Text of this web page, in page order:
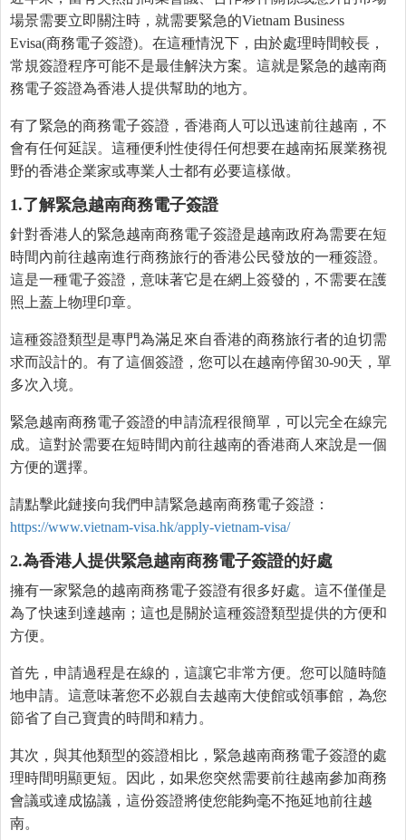
場景需要立即關注時，就需要緊急的Vietnam Business
Evisa(商務電子簽證)。在這種情況下，由於處理時間較長，
常規簽證程序可能不是最佳解決方案。這就是緊急的越南商
務電子簽證為香港人提供幫助的地方。
有了緊急的商務電子簽證，香港商人可以迅速前往越南，不
會有任何延誤。這種便利性使得任何想要在越南拓展業務視
野的香港企業家或專業人士都有必要這樣做。
1.了解緊急越南商務電子簽證
針對香港人的緊急越南商務電子簽證是越南政府為需要在短
時間內前往越南進行商務旅行的香港公民發放的一種簽證。
這是一種電子簽證，意味著它是在網上簽發的，不需要在護
照上蓋上物理印章。
這種簽證類型是專門為滿足來自香港的商務旅行者的迫切需
求而設計的。有了這個簽證，您可以在越南停留30-90天，單
多次入境。
緊急越南商務電子簽證的申請流程很簡單，可以完全在線完
成。這對於需要在短時間內前往越南的香港商人來說是一個
方便的選擇。
請點擊此鏈接向我們申請緊急越南商務電子簽證：
https://www.vietnam-visa.hk/apply-vietnam-visa/
2.為香港人提供緊急越南商務電子簽證的好處
擁有一家緊急的越南商務電子簽證有很多好處。這不僅僅是
為了快速到達越南；這也是關於這種簽證類型提供的方便和
方便。
首先，申請過程是在線的，這讓它非常方便。您可以隨時隨
地申請。這意味著您不必親自去越南大使館或領事館，為您
節省了自己寶貴的時間和精力。
其次，與其他類型的簽證相比，緊急越南商務電子簽證的處
理時間明顯更短。因此，如果您突然需要前往越南參加商務
會議或達成協議，這份簽證將使您能夠毫不拖延地前往越
南。